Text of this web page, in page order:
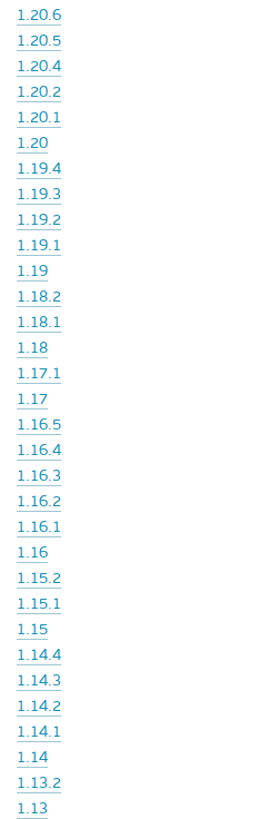
1.20.6
1.20.5
1.20.4
1.20.2
1.20.1
1.20
1.19.4
1.19.3
1.19.2
1.19.1
1.19
1.18.2
1.18.1
1.18
1.17.1
1.17
1.16.5
1.16.4
1.16.3
1.16.2
1.16.1
1.16
1.15.2
1.15.1
1.15
1.14.4
1.14.3
1.14.2
1.14.1
1.14
1.13.2
1.13